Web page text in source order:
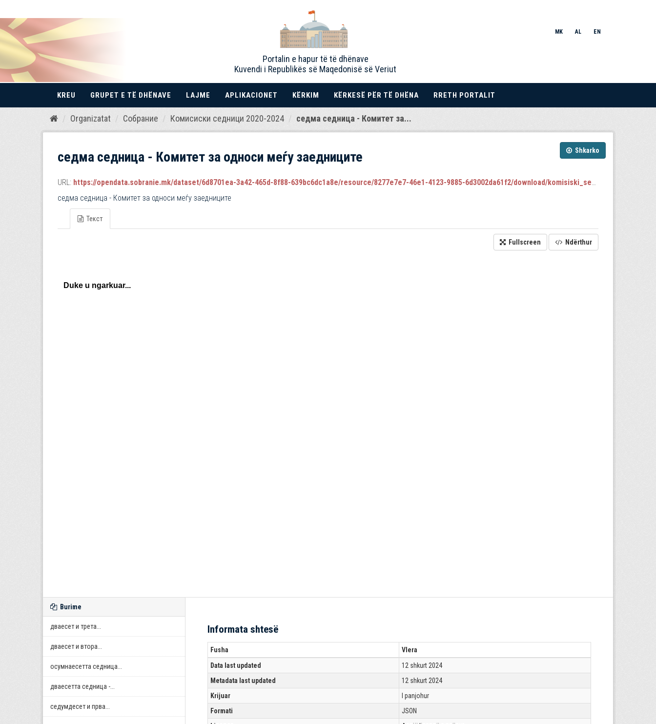
Kalo
Portalin e hapur të të dhënave
Kuvendi i Republikës së Maqedonisë së Veriut
MK AL EN
KREU GRUPET E TË DHËNAVE LAJME APLIKACIONET KËRKIM KËRKESË PËR TË DHËNA RRETH PORTALIT
Organizatat Собрание Комисиски седници 2020-2024 седма седница - Комитет за...
Shkarko
седма седница - Комитет за односи меѓу заедниците
URL: https://opendata.sobranie.mk/dataset/6d8701ea-3a42-465d-8f88-639bc6dc1a8e/resource/8277e7e7-46e1-4123-9885-6d3002da61f2/download/komisiski_sednici.json
седма седница - Комитет за односи меѓу заедниците
Текст
Fullscreen Ndërthur
Burime
дваесет и трета...
дваесет и втора...
осумнaесетта седница...
дваесетта седница -...
седумдесет и прва...
Informata shtesë
Fusha
Vlera
Data last updated
12 shkurt 2024
Metadata last updated
12 shkurt 2024
Krijuar
I panjohur
Formati
JSON